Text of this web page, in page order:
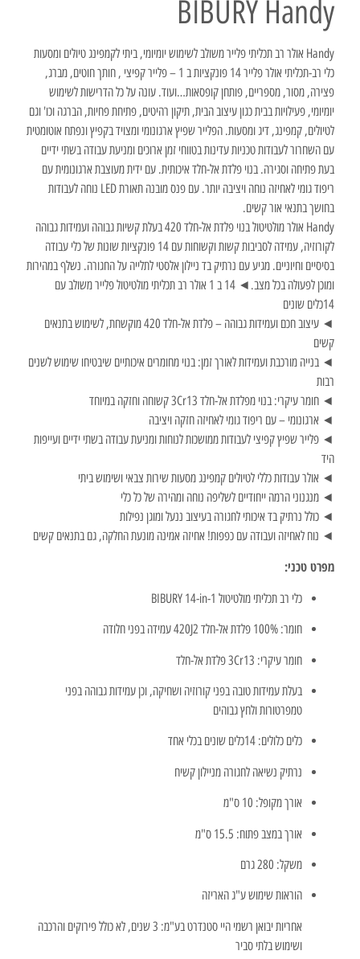
BIBURY Handy
Handy אולר רב תכליתי פלייר משולב לשימוש יומיומי, ביתי לקמפינג טיולים ומסעות
כלי רב-תכליתי אולר פלייר 14 פונקציות ב 1 – פלייר קפיצי , חותך חוטים, מברג,
פצירה, מסור, מספריים, פותחן קופסאות…ועוד. עונה על כל הדרישות לשימוש
יומיומי, פעילויות בבית כגון עיצוב הבית, תיקון רהיטים, פתיחת פחיות, הברגה וכו' וגם
לטיולים, קמפינג, דיג ומסעות. הפלייר שפיץ ארגונומי ומצויד בקפיץ ונפתח אוטומטית
עם השחרור לעבודות טכניות עדינות בטווחי זמן ארוכים ומניעת עבודה בשתי ידיים
בעת פתיחה וסגירה. בנוי פלדת אל-חלד איכותית. עם ידית מעוצבת ארגונומית עם
ריפוד גומי לאחיזה נוחה ויציבה יותר. עם פנס מובנה תאורת LED נוחה לעבודות
בחושך בתנאי אור קשים.
Handy אולר מולטיטול בנוי פלדת אל-חלד 420 בעלת קשיות גבוהה ועמידות גבוהה
לקורוזיה, עמידה לסביבות קשות וקשוחות עם 14 פונקציות שונות של כלי עבודה
בסיסיים וחיוניים. מגיע עם נרתיק בד ניילון אלסטי לתלייה על החגורה. נשלף במהירות
ומוכן לפעולה בכל מצב.◄ 14 ב 1 אולר רב תכליתי מולטיטול פלייר משולב עם
14כלים שונים
◄ עיצוב חכם ועמידות גבוהה – פלדת אל-חלד 420 מוקשחת, לשימוש בתנאים
קשים
◄ בנייה מורכבת ועמידות לאורך זמן: בנוי מחומרים איכותיים שיבטיחו שימוש לשנים
רבות
◄ חומר עיקרי: בנוי מפלדת אל-חלד 3Cr13 קשוחה וחזקה במיוחד
◄ ארגונומי – עם ריפוד גומי לאחיזה חזקה ויציבה
◄ פלייר שפיץ קפיצי לעבודות ממושכות לנוחות ומניעת עבודה בשתי ידיים ועייפות
היד
◄ אולר עבודות כללי לטיולים קמפינג מסעות שירות צבאי ושימוש ביתי
◄ מנגנוני הרמה ייחודיים לשליפה נוחה ומהירה של כל כלי
◄ כולל נרתיק בד איכותי לחגורה בעיצוב ננעל ומוגן נפילות
◄ נוח לאחיזה ועבודה עם כפפות! אחיזה אמינה מונעת החלקה, גם בתנאים קשים
מפרט טכני:
כלי רב תכליתי מולטיטול BIBURY 14-in-1
חומר: 100% פלדת אל-חלד 420J2 עמידה בפני חלודה
חומר עיקרי: 3Cr13 פלדת אל-חלד
בעלת עמידות טובה בפני קורוזיה ושחיקה, וכן עמידות גבוהה בפני
טמפרטורות ולחץ גבוהים
כלים כלולים: 14כלים שונים בכלי אחד
נרתיק נשיאה לחגורה מניילון קשיח
אורך מקופל: 10 ס"מ
אורך במצב פתוח: 15.5 ס"מ
משקל: 280 גרם
הוראות שימוש ע"ג האריזה
אחריות יבואן רשמי היי סטנדרט בע"מ: 3 שנים, לא כולל פירוקים והרכבה
ושימוש בלתי סביר